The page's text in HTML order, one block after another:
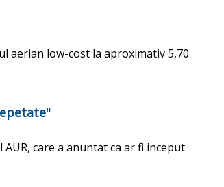
aerian low-cost la aproximativ 5,70
care a anuntat ca ar fi inceput